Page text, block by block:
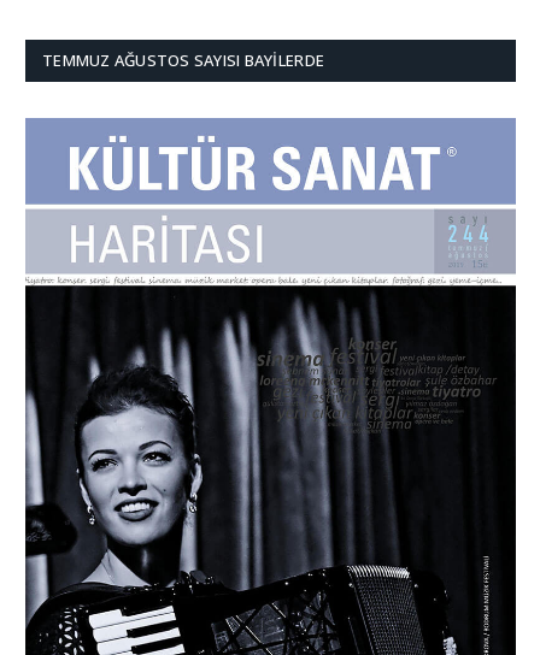
TEMMUZ AĞUSTOS SAYISI BAYILERDE